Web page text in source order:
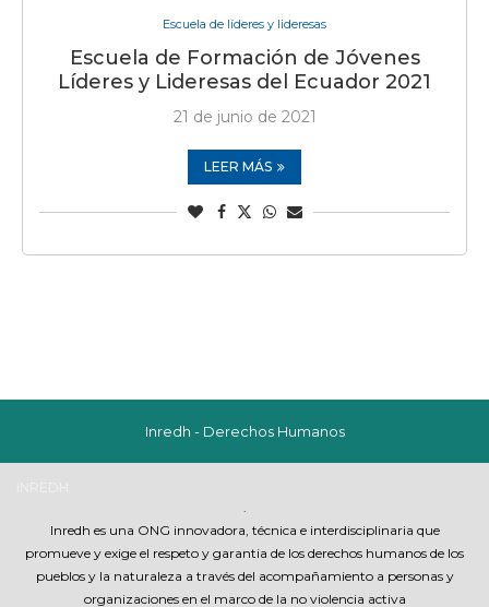
Escuela de líderes y lideresas
Escuela de Formación de Jóvenes
Líderes y Lideresas del Ecuador 2021
21 de junio de 2021
LEER MÁS
Inredh - Derechos Humanos
Inredh es una ONG innovadora, técnica e interdisciplinaria que
promueve y exige el respeto y garantia de los derechos humanos de los
pueblos y la naturaleza a través del acompañamiento a personas y
organizaciones en el marco de la no violencia activa